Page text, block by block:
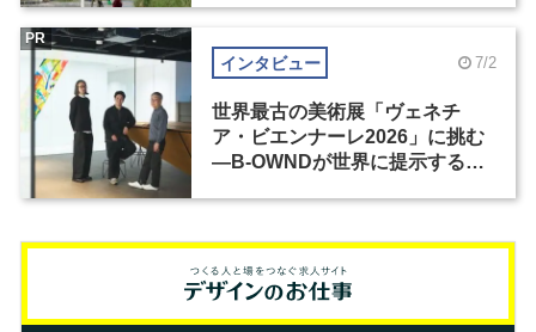
インタビュー 7/2
世界最古の美術展「ヴェネチ
ア・ビエンナーレ2026」に挑む
―B-OWNDが世界に提示する美
PR